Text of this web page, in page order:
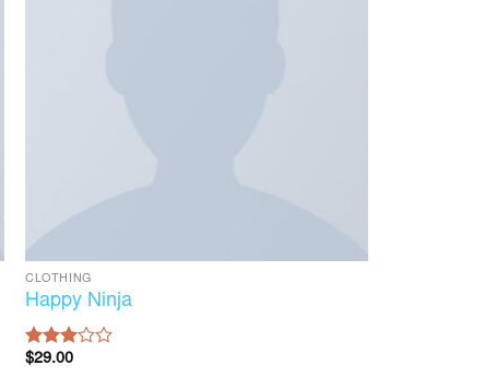
CLOTHING
Happy Ninja
Rated
$29.00